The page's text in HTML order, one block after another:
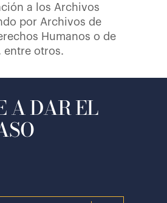
a los Archivos
por Archivos de
Humanos o de
entre otros.
A DAR EL